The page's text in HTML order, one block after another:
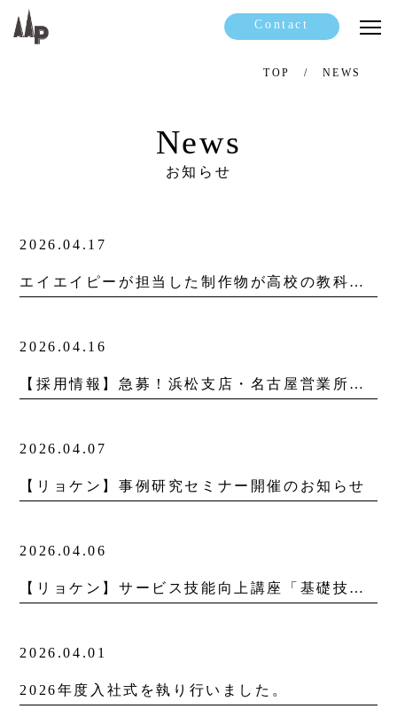
Contact
TOP NEWS
News
お知らせ
2026.04.17
エイエイピーが担当した制作物が高校の教科書に掲載されました。
2026.04.16
【採用情報】急募！浜松支店・名古屋営業所の営業職を募集しています。
2026.04.07
【リョケン】事例研究セミナー開催のお知らせ
2026.04.06
【リョケン】サービス技能向上講座「基礎技術マスター編」受講申し込み受付中
2026.04.01
2026年度入社式を執り行いました。